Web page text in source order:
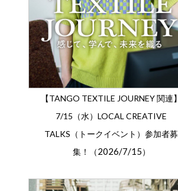
【TANGO TEXTILE JOURNEY 関連】
7/15（水）LOCAL CREATIVE
TALKS（トークイベント）参加者募
集！（2026/7/15）